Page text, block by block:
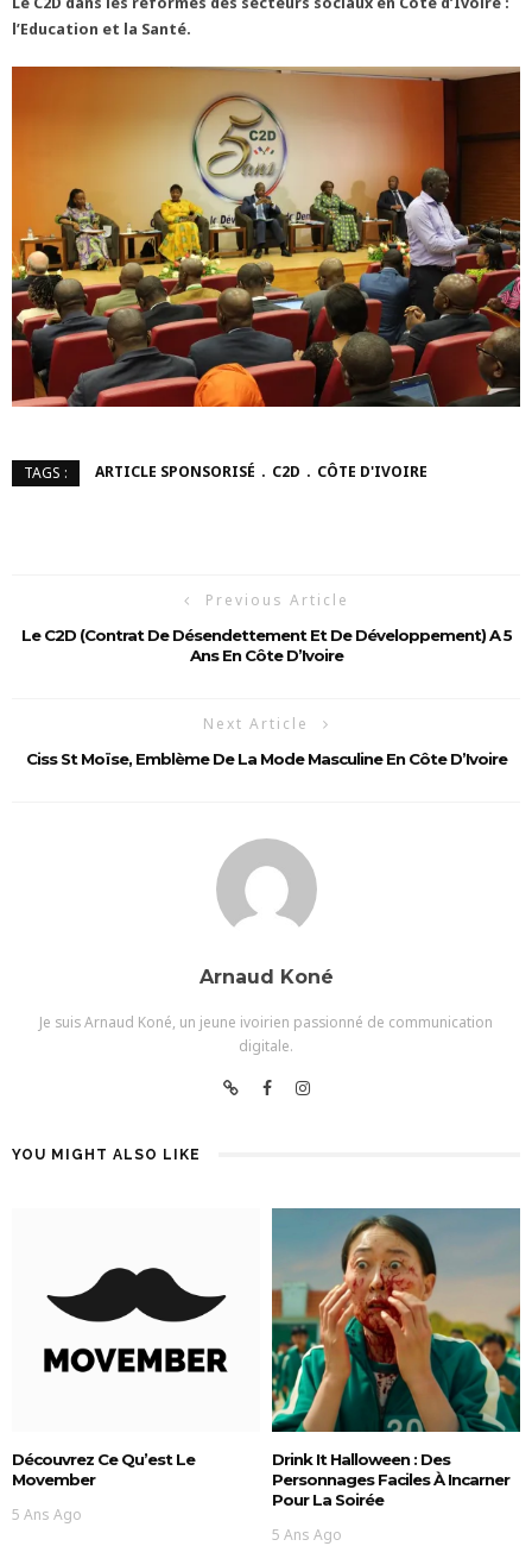
l’Education et la Santé.
TAGS : ARTICLE SPONSORISÉ C2D CÔTE D'IVOIRE
Previous Article
Le C2D (Contrat De Désendettement Et De Développement) A 5
Ans En Côte D’Ivoire
Next Article
Ciss St Moïse, Emblème De La Mode Masculine En Côte D’Ivoire
Arnaud Koné
Je suis Arnaud Koné, un jeune ivoirien passionné de communication
digitale.
YOU MIGHT ALSO LIKE
Découvrez Ce Qu’est Le
Movember
5 Ans Ago
Drink It Halloween : Des
Personnages Faciles À Incarner
Pour La Soirée
5 Ans Ago